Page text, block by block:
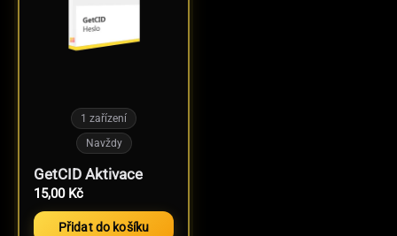
1 zařízení
Navždy
GetCID Aktivace
15,00 Kč
Přidat do košíku